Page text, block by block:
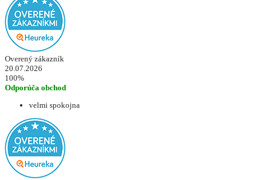
Overený zákazník
20.07.2026
100%
Odporúča obchod
velmi spokojna